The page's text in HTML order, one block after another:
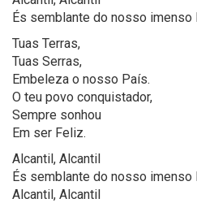
És semblante do nosso imenso
Tuas Terras,
Tuas Serras,
Embeleza o nosso País.
O teu povo conquistador,
Sempre sonhou
Em ser Feliz.
Alcantil, Alcantil
És semblante do nosso imenso
Alcantil, Alcantil